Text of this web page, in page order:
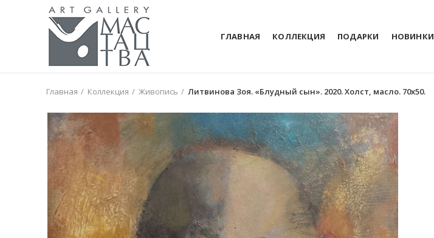
ГЛАВНАЯ КОЛЛЕКЦИЯ ПОДАРКИ НОВИНКИ
Главная Коллекция Живопись Литвинова Зоя. «Блудный сын». 2020. Холст, масло. 70х50.